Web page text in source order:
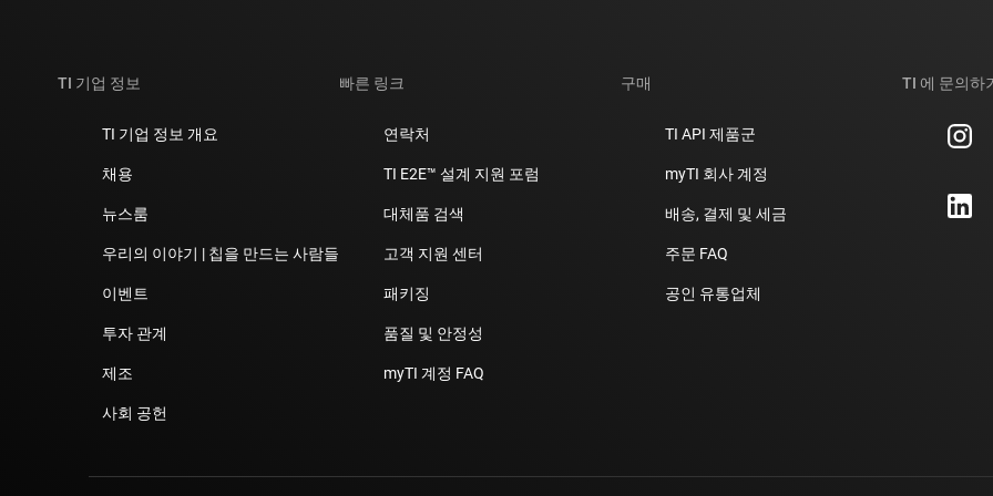
TI 기업 정보
TI 기업 정보 개요
채용
뉴스룸
우리의 이야기 | 칩을 만드는 사람들
이벤트
투자 관계
제조
사회 공헌
빠른 링크
연락처
TI E2E™ 설계 지원 포럼
대체품 검색
고객 지원 센터
패키징
품질 및 안정성
myTI 계정 FAQ
구매
TI API 제품군
myTI 회사 계정
배송, 결제 및 세금
주문 FAQ
공인 유통업체
TI 에 문의하